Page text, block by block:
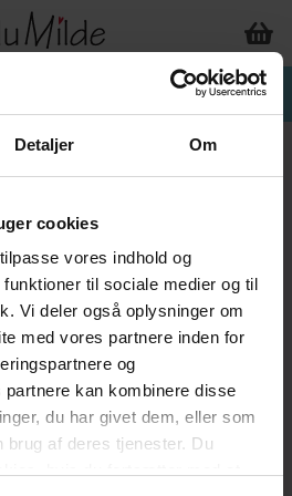
Detaljer Om
cookies
vores indhold og
til sociale medier og til
Vi deler også oplysninger om
med vores partnere inden for
og
kan kombinere disse
du har givet dem, eller som
brug af deres tjenester. Du